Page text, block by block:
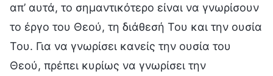
απ’ αυτά, το σημαντικότερο είναι να γνωρίσουν
το έργο του Θεού, τη διάθεσή Του και την ουσία
Του. Για να γνωρίσει κανείς την ουσία του
Θεού, πρέπει κυρίως να γνωρίσει την